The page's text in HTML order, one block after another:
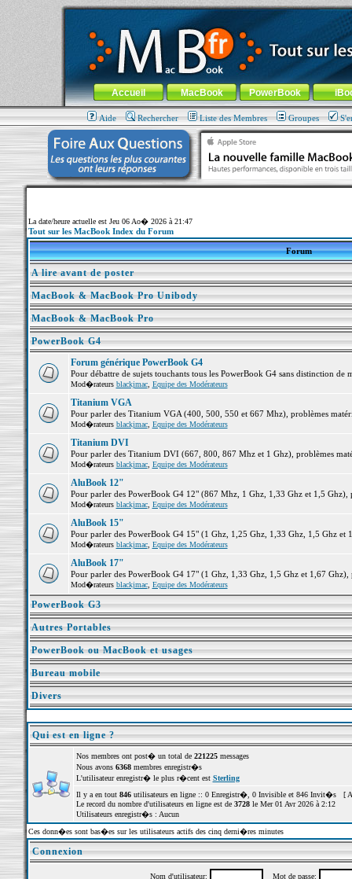
MacBook-fr.com : 100% Apple... 100% nomade !
Aller au contenu-Aller au menu général-Aller au menu de
Menu général
Accueil MacBook PowerBook
Aide Rechercher Liste des Membres Groupes
La date/heure actuelle est Jeu 06 Ao� 2026 à 21:47
Tout sur les MacBook Index du Forum
Forum
A lire avant de poster
MacBook & MacBook Pro Unibody
MacBook & MacBook Pro
PowerBook G4
Forum générique PowerBook G4
Pour débattre de sujets touchants tous les PowerBook G4 sans distinction de
Mod�rateurs blackjmac, Equipe des Modérateurs
Titanium VGA
Pour parler des Titanium VGA (400, 500, 550 et 667 Mhz), problèmes
Mod�rateurs blackjmac, Equipe des Modérateurs
Titanium DVI
Pour parler des Titanium DVI (667, 800, 867 Mhz et 1 Ghz), problèmes
Mod�rateurs blackjmac, Equipe des Modérateurs
AluBook 12"
Pour parler des PowerBook G4 12" (867 Mhz, 1 Ghz, 1,33 Ghz et 1,5 Ghz),
Mod�rateurs blackjmac, Equipe des Modérateurs
AluBook 15"
Pour parler des PowerBook G4 15" (1 Ghz, 1,25 Ghz, 1,33 Ghz, 1,5 Ghz et
Mod�rateurs blackjmac, Equipe des Modérateurs
AluBook 17"
Pour parler des PowerBook G4 17" (1 Ghz, 1,33 Ghz, 1,5 Ghz et 1,67 Ghz),
Mod�rateurs blackjmac, Equipe des Modérateurs
PowerBook G3
Autres Portables
PowerBook ou MacBook et usages
Bureau mobile
Divers
Qui est en ligne ?
Nos membres ont post� un total de 221225messages
Nous avons 6368membres enregistr�s
L'utilisateur enregistr� le plus r�cent est Sterling
Il y a en tout 846utilisateurs en ligne :: 0 Enregistr�, 0 Invisible et 846 Invit�s [
Le record du nombre d'utilisateurs en ligne est de 3728le Mer 01 Avr 2026 à 2:12
Utilisateurs enregistr�s : Aucun
Ces donn�es sont bas�es sur les utilisateurs actifs des cinq derni�res minutes
Connexion
Nom d'utilisateur: Mot de passe: